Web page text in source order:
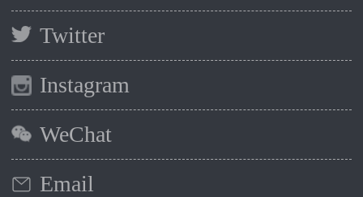
Twitter
Instagram
WeChat
Email